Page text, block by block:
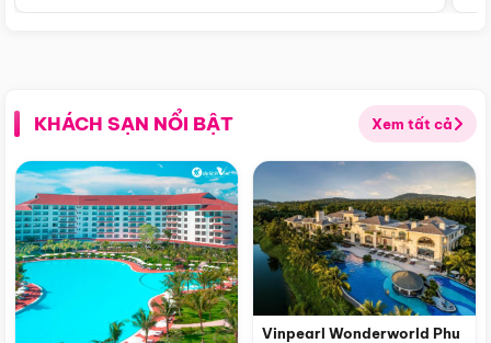
KHÁCH SẠN NỔI BẬT Xem tất cả
Vinpearl Wonderworld Phu